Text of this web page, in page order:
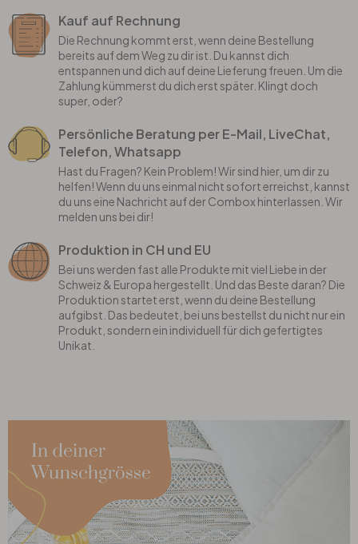
Kauf auf Rechnung
Die Rechnung kommt erst, wenn deine Bestellung
bereits auf dem Weg zu dir ist. Du kannst dich
entspannen und dich auf deine Lieferung freuen. Um die
Zahlung kümmerst du dich erst später. Klingt doch
super, oder?
Persönliche Beratung per E-Mail, LiveChat,
Telefon, Whatsapp
Hast du Fragen? Kein Problem! Wir sind hier, um dir zu
helfen! Wenn du uns einmal nicht sofort erreichst, kannst
du uns eine Nachricht auf der Combox hinterlassen. Wir
melden uns bei dir!
Produktion in CH und EU
Bei uns werden fast alle Produkte mit viel Liebe in der
Schweiz & Europa hergestellt. Und das Beste daran? Die
Produktion startet erst, wenn du deine Bestellung
aufgibst. Das bedeutet, bei uns bestellst du nicht nur ein
Produkt, sondern ein individuell für dich gefertigtes
Unikat.